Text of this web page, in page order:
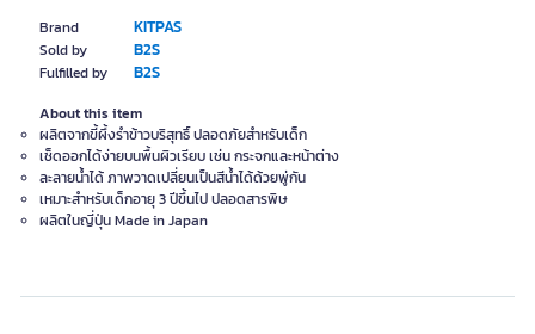
Brand KITPAS
Sold by B2S
Fulfilled by B2S
About this item
ผลิตจากขี้ผึ้งรำข้าวบริสุทธิ์ ปลอดภัยสำหรับเด็ก
เช็ดออกได้ง่ายบนพื้นผิวเรียบ เช่น กระจกและหน้าต่าง
ละลายน้ำได้ ภาพวาดเปลี่ยนเป็นสีน้ำได้ด้วยพู่กัน
เหมาะสำหรับเด็กอายุ 3 ปีขึ้นไป ปลอดสารพิษ
ผลิตในญี่ปุ่น Made in Japan